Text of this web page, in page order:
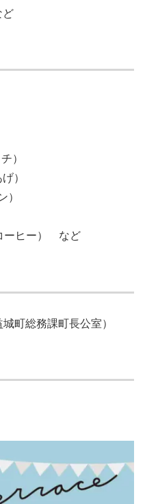
ど
）
）
）
ーヒー） など
町総務課町長公室）